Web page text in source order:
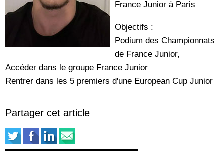
France Junior à Paris
Objectifs :
Podium des Championnats
de France Junior,
Accéder dans le groupe France Junior
Rentrer dans les 5 premiers d'une European Cup Junior
Partager cet article